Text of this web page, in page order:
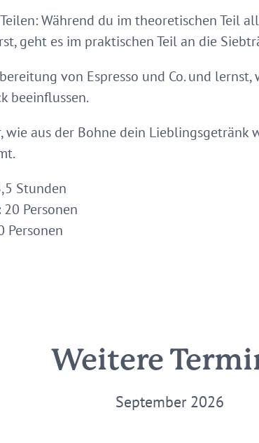
Während du im theoretischen Teil
geht es im praktischen Teil an die
von Espresso und Co. und lernst,
beeinflussen.
wie aus der Bohne dein Lieblingsgetränk
Stunden
20 Personen
Personen
Weitere
September 2026